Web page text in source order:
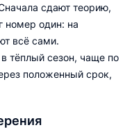
сдают теорию,
номер один: на
всё сами.
тёплый сезон, чаще по
положенный срок,